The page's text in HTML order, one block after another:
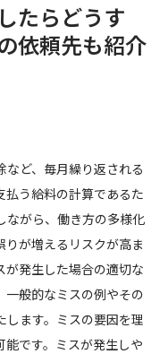
たらどうす
依頼先も紹介
ど、毎月繰り返される
払う給料の計算であるた
ながら、働き方の多様化
が増えるリスクが高ま
が発生した場合の適切な
般的なミスの例やその
します。ミスの要因を理
です。ミスが発生しや